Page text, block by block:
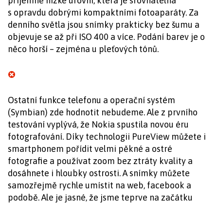
s opravdu dobrými kompaktními fotoaparáty. Za
denního světla jsou snímky prakticky bez šumu a
objevuje se až při ISO 400 a více. Podání barev je o
něco horší – zejména u pleťových tónů.
Ostatní funkce telefonu a operační systém
(Symbian) zde hodnotit nebudeme. Ale z prvního
testování vyplývá, že Nokia spustila novou éru
fotografování. Díky technologii PureView můžete i
smartphonem pořídit velmi pěkné a ostré
fotografie a používat zoom bez ztráty kvality a
dosáhnete i hloubky ostrosti. A snímky můžete
samozřejmě rychle umístit na web, facebook a
podobě. Ale je jasné, že jsme teprve na začátku